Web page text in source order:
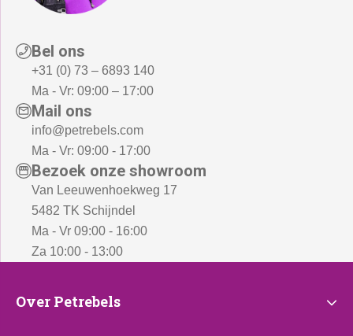
Bel ons
+31 (0) 73 – 6893 140
Ma - Vr: 09:00 – 17:00
Mail ons
info@petrebels.com
Ma - Vr: 09:00 - 17:00
Bezoek onze showroom
Van Leeuwenhoekweg 17
5482 TK Schijndel
Ma - Vr 09:00 - 16:00
Za 10:00 - 13:00
Over
Over Petrebels